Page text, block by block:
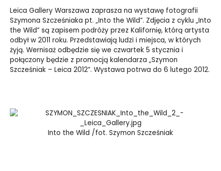
Leica Gallery Warszawa zaprasza na wystawę fotografii
Szymona Szcześniaka pt. „Into the Wild”. Zdjęcia z cyklu „Into
the Wild” są zapisem podróży przez Kalifornię, którą artysta
odbył w 2011 roku. Przedstawiają ludzi i miejsca, w których
żyją. Wernisaż odbędzie się we czwartek 5 stycznia i
połączony będzie z promocją kalendarza „Szymon
Szcześniak – Leica 2012”. Wystawa potrwa do 6 lutego 2012.
Into the Wild /fot. Szymon Szcześniak